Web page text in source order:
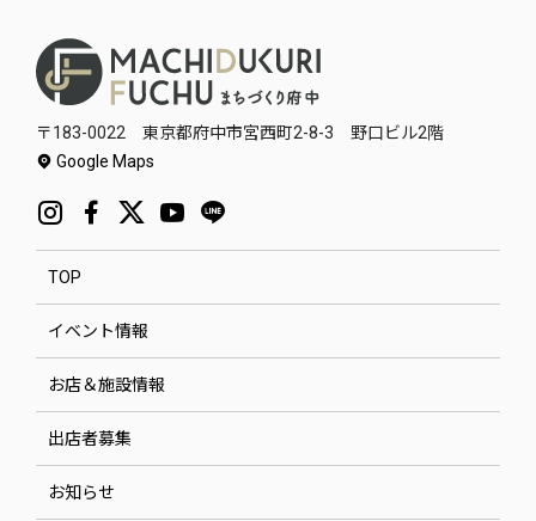
〒183-0022 東京都府中市宮西町2-8-3 野口ビル2階
Google Maps
TOP
イベント情報
お店＆施設情報
出店者募集
お知らせ